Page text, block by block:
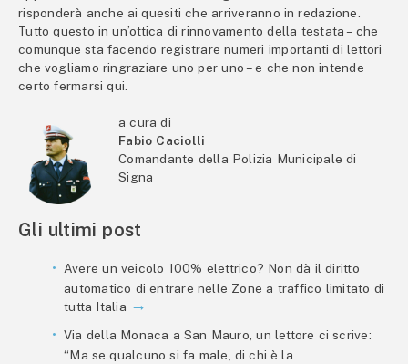
risponderà anche ai quesiti che arriveranno in redazione.
Tutto questo in un’ottica di rinnovamento della testata – che
comunque sta facendo registrare numeri importanti di lettori
che vogliamo ringraziare uno per uno – e che non intende
certo fermarsi qui.
a cura di
Fabio Caciolli
Comandante della Polizia Municipale di
Signa
Gli ultimi post
Avere un veicolo 100% elettrico? Non dà il diritto
automatico di entrare nelle Zone a traffico limitato di
tutta Italia
Via della Monaca a San Mauro, un lettore ci scrive:
“Ma se qualcuno si fa male, di chi è la